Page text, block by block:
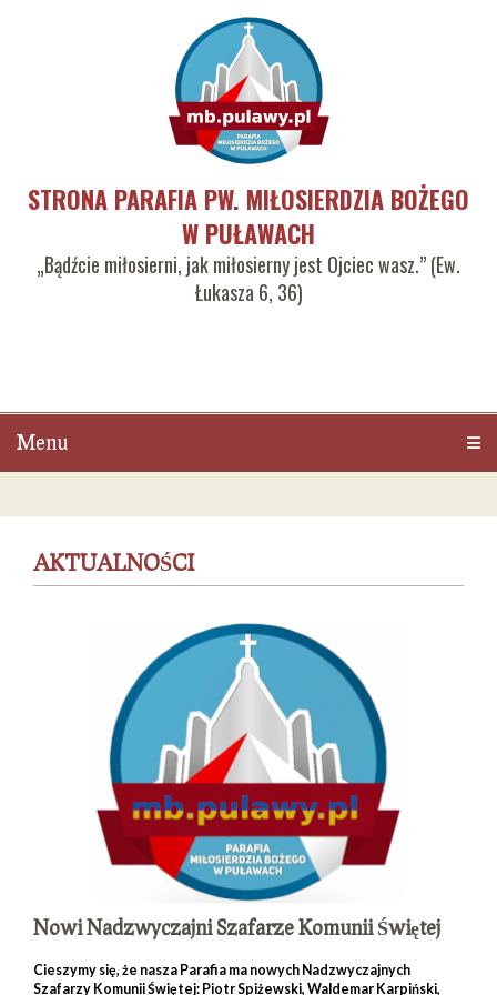
STRONA PARAFIA PW. MIŁOSIERDZIA BOŻEGO
W PUŁAWACH
„Bądźcie miłosierni, jak miłosierny jest Ojciec wasz.” (Ew.
Łukasza 6, 36)
Menu
AKTUALNOŚCI
Nowi Nadzwyczajni Szafarze Komunii Świętej
Cieszymy się, że nasza Parafia ma nowych Nadzwyczajnych
Szafarzy Komunii Świętej: Piotr Spiżewski, Waldemar Karpiński,